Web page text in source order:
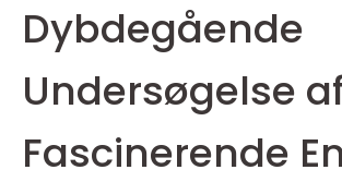
Dybdegående
Undersøgelse
Fascinerende